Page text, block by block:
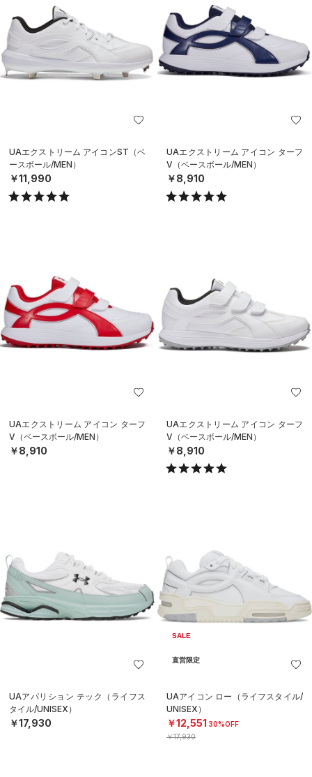
UAエクストリーム アイコンST（ベ
ースボール/MEN）
￥11,990
UAエクストリーム アイコン ターフ
V（ベースボール/MEN）
￥8,910
UAエクストリーム アイコン ターフ
V（ベースボール/MEN）
￥8,910
UAエクストリーム アイコン ターフ
V（ベースボール/MEN）
￥8,910
UAアパリション テック（ライフス
タイル/UNISEX）
￥17,930
SALE
直営限定
UAアイコン ロー（ライフスタイル/
UNISEX）
￥12,551 30%OFF
￥17,930